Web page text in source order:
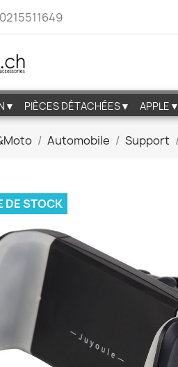
0215511649
PIÈCES DÉTACHÉES▼ APPLE▼
Automobile Support
DE STOCK